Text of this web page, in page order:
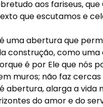
aos fariseus,
que escutamos e
uma abertura que
construção, como uma
é por Ele que nós
muros; não faz
abertura, alarga a vida
do amor e do